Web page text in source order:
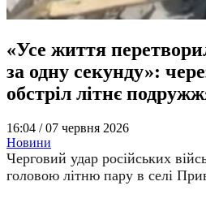
«Усе життя
за одну секунду»:
обстріл літнє
16:04 /07 червня 2026
Новини
Черговий удар російських
головою літню пару в селі